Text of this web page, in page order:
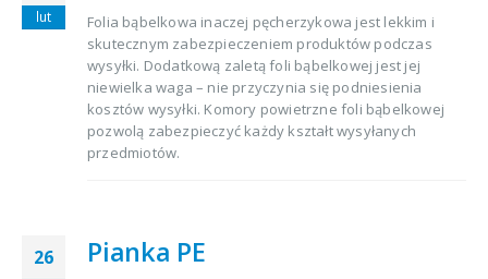
lut
Folia bąbelkowa inaczej pęcherzykowa jest lekkim i
skutecznym zabezpieczeniem produktów podczas
wysyłki. Dodatkową zaletą foli bąbelkowej jest jej
niewielka waga – nie przyczynia się podniesienia
kosztów wysyłki. Komory powietrzne foli bąbelkowej
pozwolą zabezpieczyć każdy kształt wysyłanych
przedmiotów.
26 Pianka PE